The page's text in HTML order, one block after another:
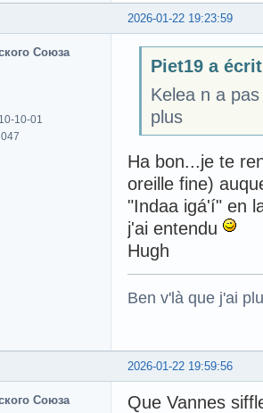
2026-01-22 19:23:59
Союза
10-01
Piet19 a
Kelea n a
plus
Ha bon...je te
oreille fine)
"Indaa igá'í" en
j'ai entendu
Hugh
Ben v'là que j'ai
2026-01-22 19:59:56
Союза
Que Vannes